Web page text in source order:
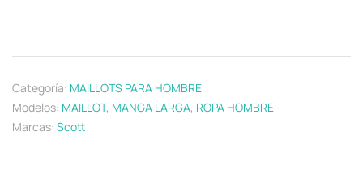
Categoría: MAILLOTS PARA HOMBRE
Modelos: MAILLOT, MANGA LARGA, ROPA HOMBRE
Marcas: Scott